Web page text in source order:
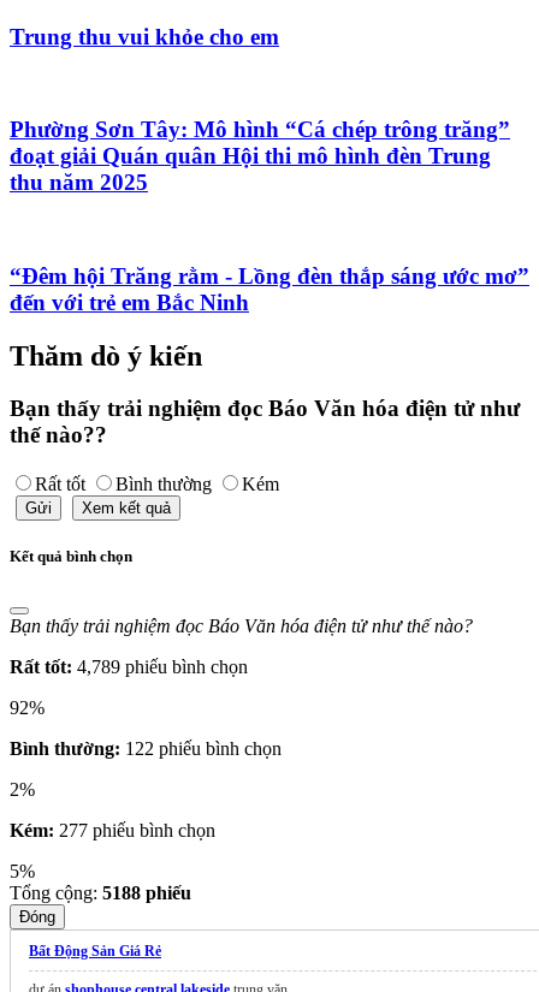
Trung thu vui khỏe cho em
Phường Sơn Tây: Mô hình “Cá chép trông trăng”
đoạt giải Quán quân Hội thi mô hình đèn Trung
thu năm 2025
“Đêm hội Trăng rằm - Lồng đèn thắp sáng ước mơ”
đến với trẻ em Bắc Ninh
Thăm dò ý kiến
Bạn thấy trải nghiệm đọc Báo Văn hóa điện tử như
thế nào??
Rất tốt Bình thường Kém
Gửi Xem kết quả
Kết quả bình chọn
Bạn thấy trải nghiệm đọc Báo Văn hóa điện tử như thế nào?
Rất tốt: 4,789 phiếu bình chọn
92%
Bình thường: 122 phiếu bình chọn
2%
Kém: 277 phiếu bình chọn
5%
Tổng cộng: 5188 phiếu
Đóng
Bất Động Sản Giá Rẻ